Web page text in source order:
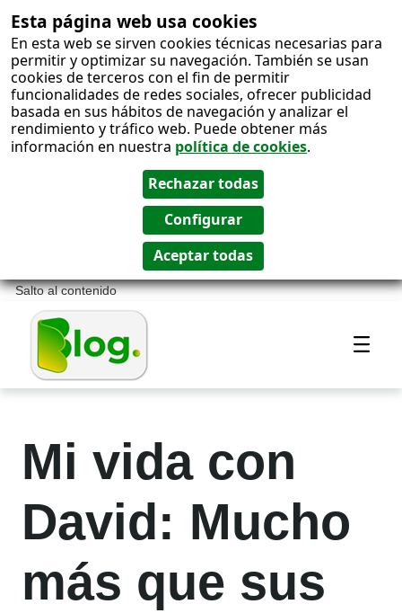
Esta página web usa cookies
En esta web se sirven cookies técnicas necesarias para
permitir y optimizar su navegación. También se usan
cookies de terceros con el fin de permitir
funcionalidades de redes sociales, ofrecer publicidad
basada en sus hábitos de navegación y analizar el
rendimiento y tráfico web. Puede obtener más
información en nuestra política de cookies.
Salto al contenido
Mi vida con
David: Mucho
más que sus